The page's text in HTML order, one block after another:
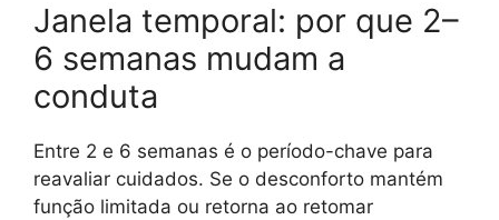
Janela temporal: por que 2–
6 semanas mudam a
conduta
Entre 2 e 6 semanas é o período-chave para
reavaliar cuidados. Se o desconforto mantém
função limitada ou retorna ao retomar